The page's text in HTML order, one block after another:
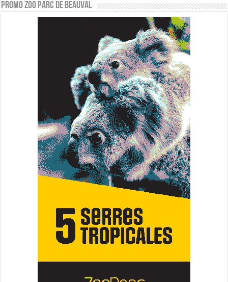
PROMO ZOO PARC DE BEAUVAL